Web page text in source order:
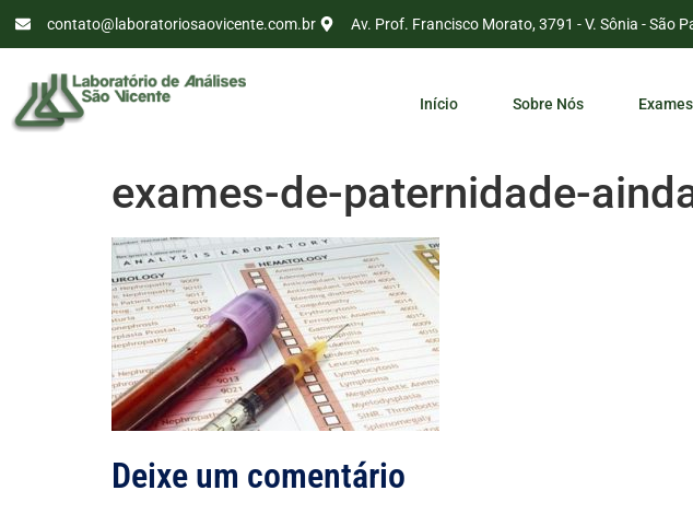
contato@laboratoriosaovicente.com.br Av. Prof. Francisco Morato, 3791 - V. Sônia - São
Início Sobre Nós Exames
exames-de-paternidade-
Deixe um comentário